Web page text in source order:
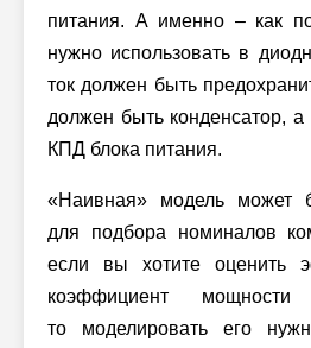
питания. А именно – как
нужно использовать в
ток должен быть
должен быть конденсатор, а
КПД блока питания.
«Наивная» модель может
для подбора номиналов
если вы хотите оценить
коэффициент
то моделировать его